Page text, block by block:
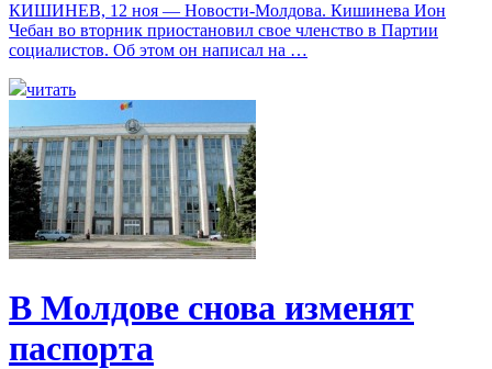
КИШИНЕВ, 12 ноя — Новости-Молдова. Кишинева Ион
Чебан во вторник приостановил свое членство в Партии
социалистов. Об этом он написал на …
читать
В Молдове снова изменят
паспорта